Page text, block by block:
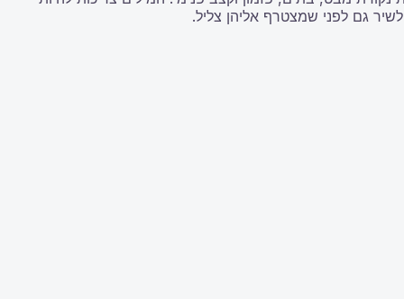
גם לפני שמצטרף אליהן צליל.